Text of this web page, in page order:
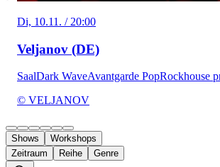
Di, 10.11. / 20:00
Veljanov (DE)
SaalDark WaveAvantgarde PopRockhouse
© VELJANOV
Shows
Workshops
Zeitraum
Reihe Genre